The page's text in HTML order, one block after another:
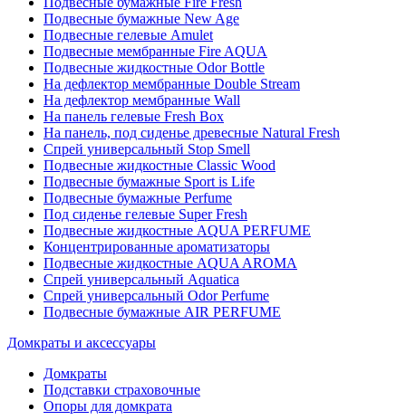
Подвесные бумажные New Age
Подвесные гелевые Amulet
Подвесные мембранные Fire AQUA
Подвесные жидкостные Odor Bottle
На дефлектор мембранные Double Stream
На дефлектор мембранные Wall
На панель гелевые Fresh Box
На панель, под сиденье древесные Natural Fresh
Спрей универсальный Stop Smell
Подвесные жидкостные Classic Wood
Подвесные бумажные Sport is Life
Подвесные бумажные Perfume
Под сиденье гелевые Super Fresh
Подвесные жидкостные AQUA PERFUME
Концентрированные ароматизаторы
Подвесные жидкостные AQUA AROMA
Спрей универсальный Aquatica
Спрей универсальный Odor Perfume
Подвесные бумажные AIR PERFUME
Домкраты и аксессуары
Домкраты
Подставки страховочные
Опоры для домкрата